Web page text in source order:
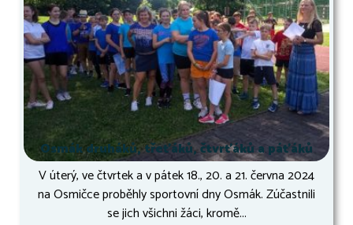
Osmák druháků, třeťáků, čtvrťáků a páťáků
V úterý, ve čtvrtek a v pátek 18., 20. a 21. června 2024
na Osmičce proběhly sportovní dny Osmák. Zúčastnili
se jich všichni žáci, kromě...